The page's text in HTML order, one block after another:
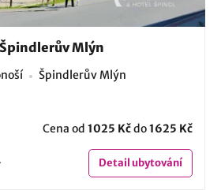
Mlýn
Špindlerův Mlýn
Cena od 1025 Kčdo1625 Kč
Detailubytování